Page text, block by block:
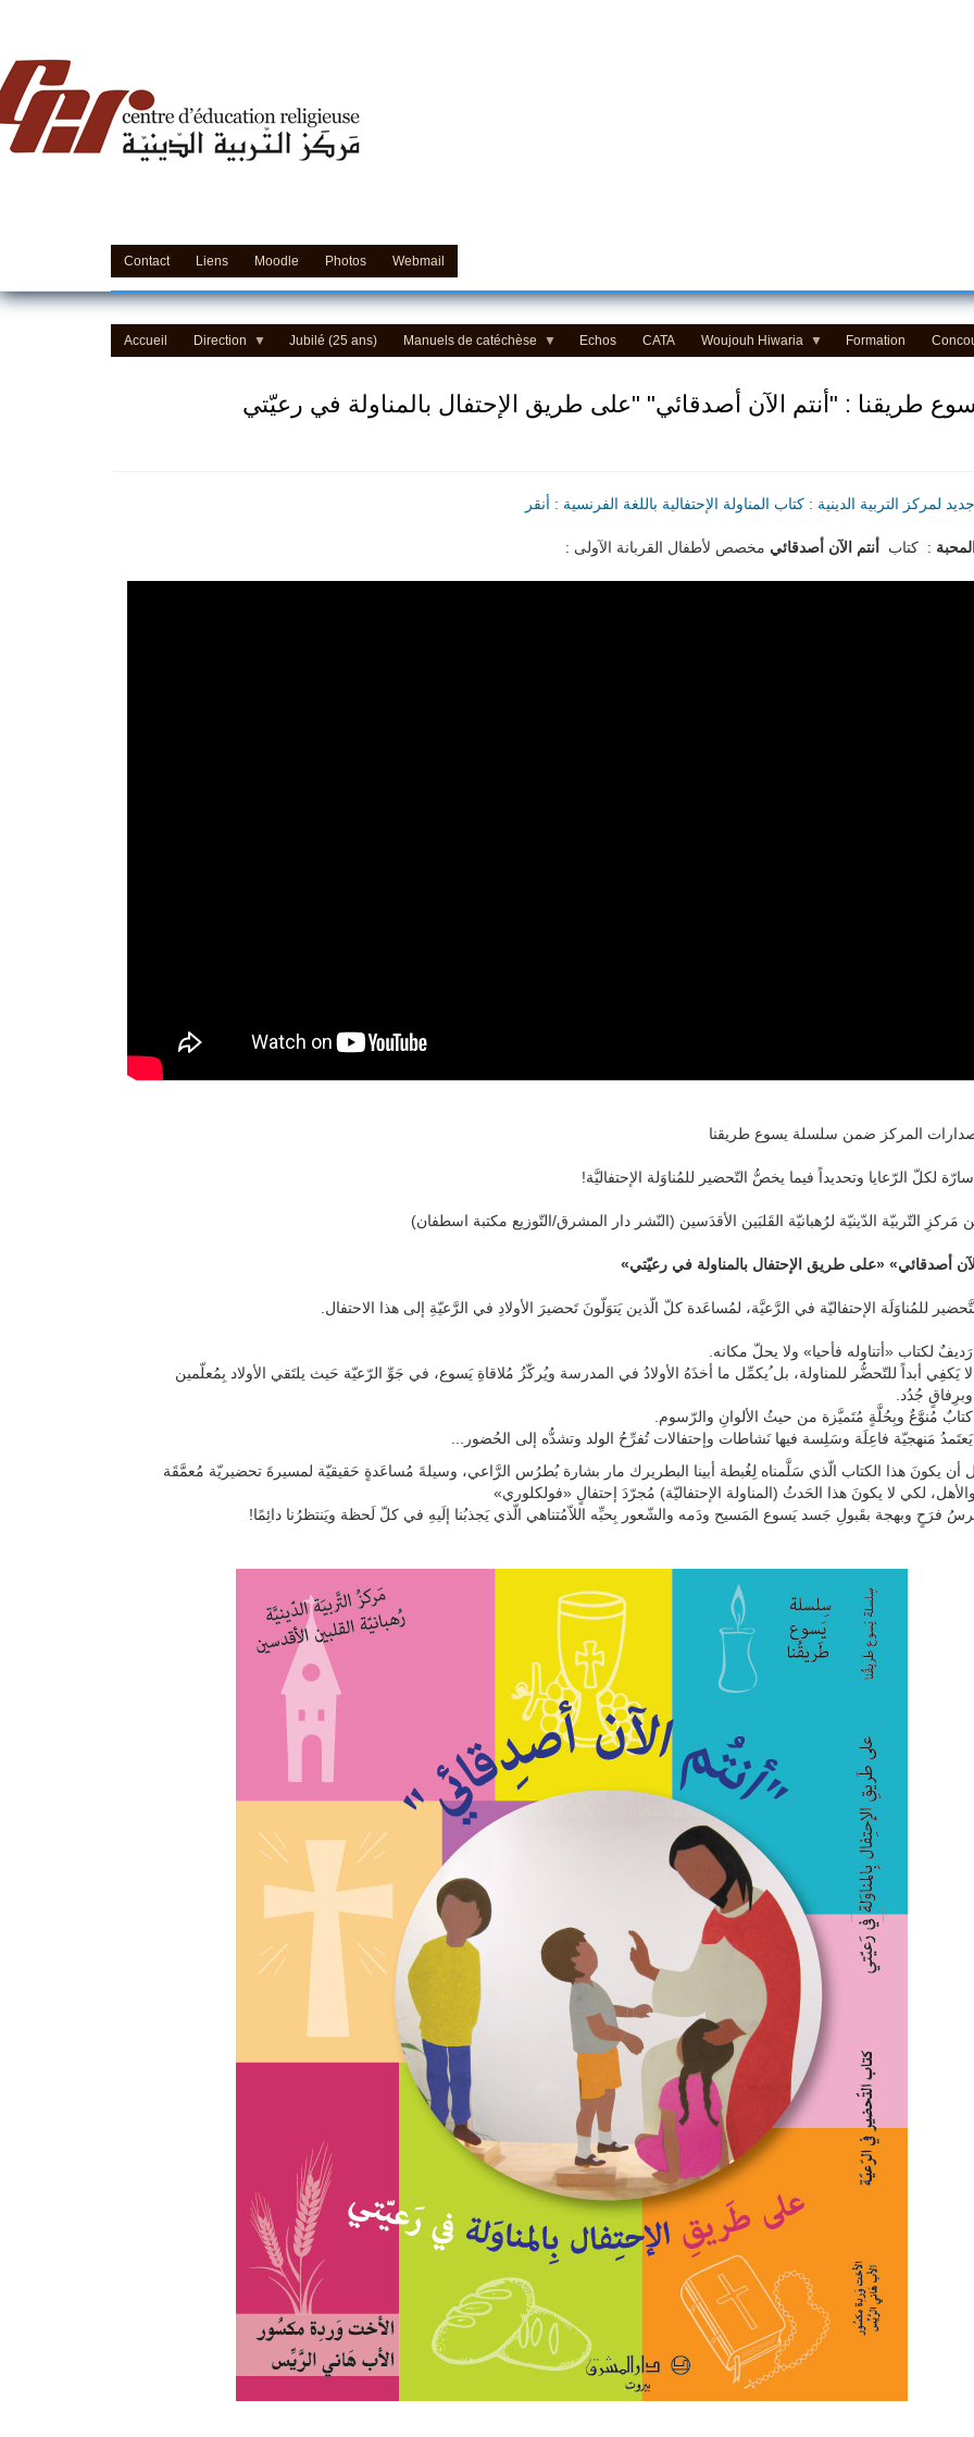
Contact Liens Moodle Photos Webmail
Accueil Direction Jubilé (25 ans) Manuels de catéchèse Echos CATA Woujouh Hiwaria Formation
طريقنا : "أنتم الآن أصدقائي" "على طريق الإحتفال بالمناولة في رعيّتي
لمركز التربية الدينية : كتاب المناولة الإحتفالية باللغة الفرنسية : أنقر
: كتابأنتم الآن أصدقائي مخصص لأطفال القربانة الآولى :
المركز ضمن سلسلة يسوع طريقنا
لكلّ الرّعايا وتحديداً فيما يخصُّ التّحضير للمُناوَلة الإحتفاليَّة!
التّربيّة الدّينيّة لرُهبانيّة القَلبَين الأقدَسين (النّشر دار المشرق/التّوزيع مكتبة اسطفان)
أصدقائي» «على طريق الإحتفال بالمناولة في رعيّتي»
للمُناوَلَة الإحتفاليّة في الرَّعيَّة، لمُساعَدة كلّ الّذين يَتوَلّونَ تَحضيرَ الأولادِ في الرَّعيّةِ إلى هذا الاحتفال.
رَديفٌ لكتاب «أتناوله فأحيا» ولا يحلّ مكانه.
لا يَكفِي أبداً للتّحضُّر للمناولة، بل ُيكمِّل ما أخذَهُ الأولادُ في المدرسة ويُركّزُ مُلاقاةِ يَسوع، في جَوِّ الرّعيّة حَيث يلتَقي الأولاد بِمُعلّمين
وبرِفاقٍ جُدُد.
كتابٌ مُنوَّعٌ وبِحُلَّةٍ مُتَميَّزة من حيثُ الألوانِ والرّسوم.
يَعتَمدُ مَنهجيّة فاعِلَة وسَلِسة فيها نَشاطات وإحتفالات تُفرِّحُ الولد وتشدُّه إلى الحُضور...
أن يكونَ هذا الكتاب الّذي سَلَّمناه لِغُبطة أبينا البطريرك مار بشارة بُطرُس الرَّاعي، وسيلةَ مُساعَدةٍ حَقيقيّة لمسيرةَ تحضيريّة مُعمَّقَة
والأهل، لكي لا يكونَ هذا الحَدثُ (المناولة الإحتفاليّة) مُجرّدَ إحتفالٍ «فولكلوري»
فرَحٍ وبهجة بقَبولِ جَسد يَسوع المَسيح ودَمه والشّعور بِحبِّه اللاّمُتناهي الّذي يَجذبُنا إلَيهِ في كلّ لَحظة ويَنتظرُنا دائِمًا!